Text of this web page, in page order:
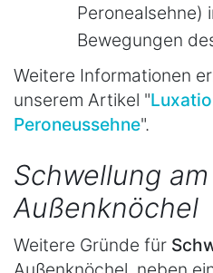
Peronealsehne)
Bewegungen
Weitere Informationen
unserem Artikel "
Peroneussehne".
Schwellung am
Außenknöchel
Weitere Gründe für